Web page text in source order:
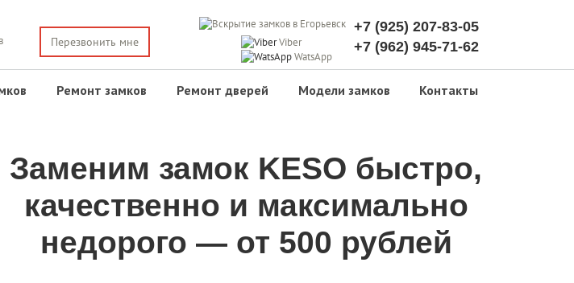
Перезвонить мне
+7 (925) 207-83-05
+7 (962) 945-71-62
Viber
WatsApp
Ремонт замков Ремонт дверей Модели замков Контакты
Заменим замок KESO быстро,
качественно и максимально
недорого — от 500 рублей